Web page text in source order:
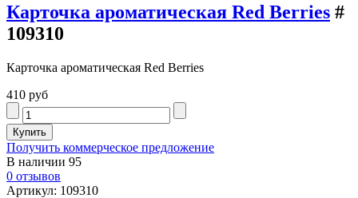
Карточка ароматическая Red Berries #
109310
Карточка ароматическая Red Berries
410 руб
Получить коммерческое предложение
В наличии 95
0 отзывов
Артикул: 109310